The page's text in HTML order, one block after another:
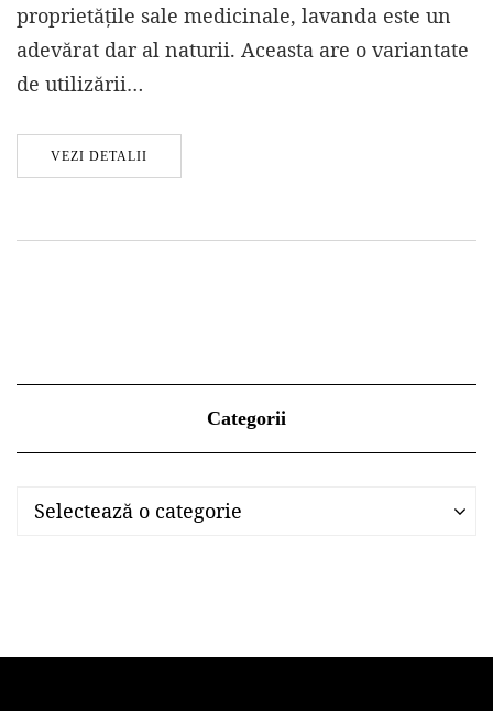
proprietățile sale medicinale, lavanda este un
adevărat dar al naturii. Aceasta are o variantate
de utilizării…
VEZI DETALII
Categorii
Categorii
Selectează o categorie
Categorii